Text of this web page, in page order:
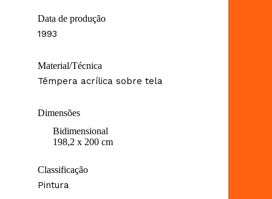
Data de produção
1993
Material/Técnica
Têmpera acrílica sobre tela
Dimensões
Bidimensional
198,2 x 200 cm
Classificação
Pintura